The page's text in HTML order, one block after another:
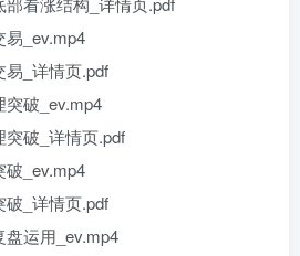
易_ev.mp4
易_详情页.pdf
突破_ev.mp4
突破_详情页.pdf
破_ev.mp4
破_详情页.pdf
盘运用_ev.mp4